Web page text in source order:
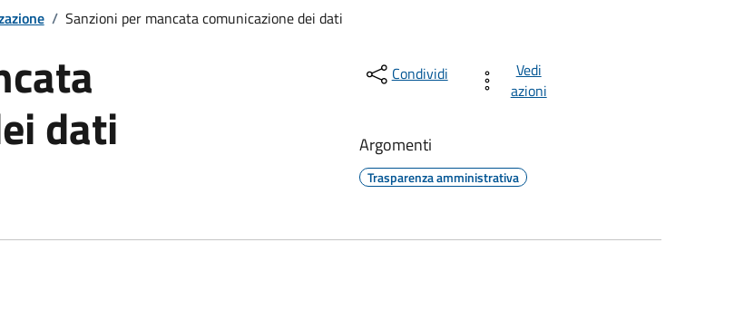
/ Sanzioni per mancata comunicazione dei dati
dati
Condividi
Vedi
azioni
Argomenti
Trasparenza amministrativa